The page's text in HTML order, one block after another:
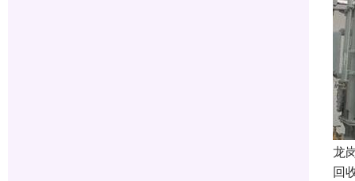
龙
回